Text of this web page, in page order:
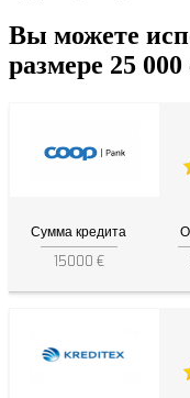
Вы можете
размере 25
Сумма кредита
15000 €